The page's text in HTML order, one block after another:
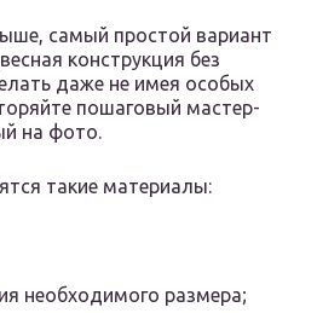
самый простой вариант
конструкция без
даже не имея особых
пошаговый мастер-
на фото.
такие материалы:
необходимого размера;